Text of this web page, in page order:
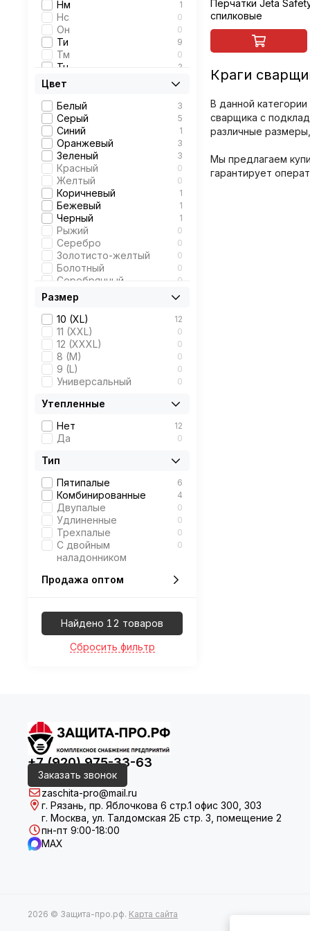
Перчатки Jeta
спилковые
Краги
В данной
сварщика с
различные
Мы предлагаем
гарантирует
Нм 1
Нс 0
Он 0
Ти 9
Тм 0
Тн 2
То 9
Тп400 10
Тр 9
Тт 9
Щ 1
Щ20 1
Щ40 0
Цвет
Белый
3
Серый 5
Синий 1
Оранжевый 3
Зеленый 3
Красный 0
Желтый 0
Коричневый 1
Бежевый 1
Черный 1
Рыжий 0
Серебро 0
Золотисто-желтый 0
Болотный 0
Серебрянный 0
Размер
10 (XL)
12
11 (XXL) 0
12 (XXXL) 0
8 (M) 0
9 (L) 0
Универсальный 0
Утепленные
Нет
12
Да 0
Тип
Пятипалые
6
Комбинированные 4
Двупалые 0
Удлиненные 0
Трехпалые 0
С двойным
наладонником
0
Продажа оптом
Найдено 12 товаров
Сбросить фильтр
+7 (920) 975-33-63
Заказать звонок
zaschita-pro@mail.ru
г. Рязань, пр. Яблочкова 6 стр.1 офис 300, 303
г. Москва, ул. Талдомская 2Б стр. 3, помещение 2
пн-пт 9:00-18:00
MAX
2026 © Защита-про.рф. Карта сайта